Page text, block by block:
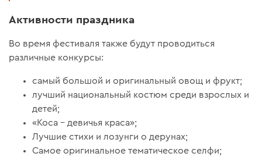
Активности праздника
Во время фестиваля также будут проводиться
различные конкурсы:
самый большой и оригинальный овощ и фрукт;
лучший национальный костюм среди взрослых и
детей;
«Коса – девичья краса»;
Лучшие стихи и лозунги о дерунах;
Самое оригинальное тематическое селфи;